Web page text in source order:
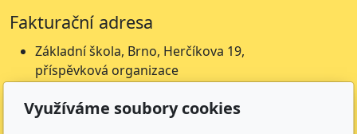
Fakturační adresa
Základní škola, Brno, Herčíkova 19,
příspěvková organizace
612 00 Brno
Využíváme soubory cookies